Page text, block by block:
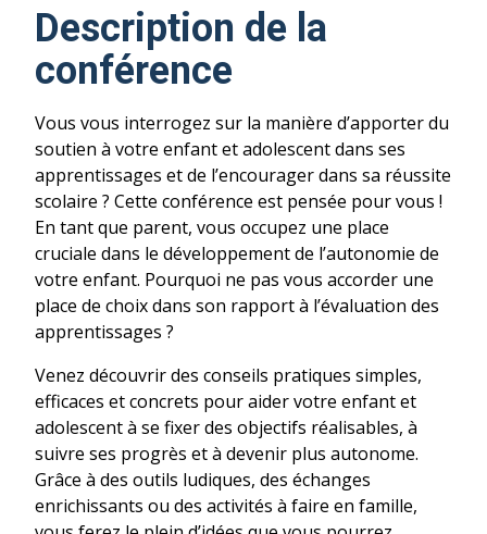
Description de la
conférence
Vous vous interrogez sur la manière d’apporter du
soutien à votre enfant et adolescent dans ses
apprentissages et de l’encourager dans sa réussite
scolaire ? Cette conférence est pensée pour vous !
En tant que parent, vous occupez une place
cruciale dans le développement de l’autonomie de
votre enfant. Pourquoi ne pas vous accorder une
place de choix dans son rapport à l’évaluation des
apprentissages ?
Venez découvrir des conseils pratiques simples,
efficaces et concrets pour aider votre enfant et
adolescent à se fixer des objectifs réalisables, à
suivre ses progrès et à devenir plus autonome.
Grâce à des outils ludiques, des échanges
enrichissants ou des activités à faire en famille,